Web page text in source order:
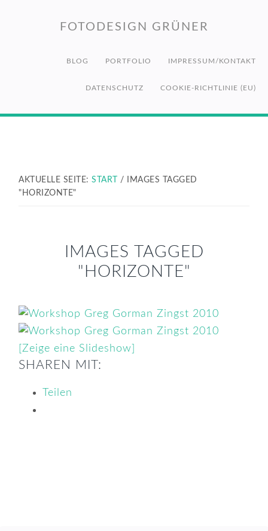
HauptnavigationFOTODESIGN GRÜNER
BLOG PORTFOLIO IMPRESSUM/KONTAKT
DATENSCHUTZ COOKIE-RICHTLINIE (EU)
AKTUELLE SEITE:START /
IMAGES TAGGED
"HORIZONTE"
IMAGES TAGGED
"HORIZONTE"
[Zeige eine Slideshow]
SHAREN MIT:
Teilen